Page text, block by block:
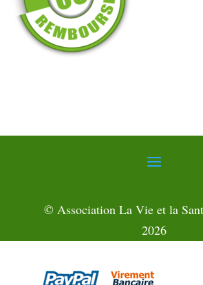
© Association La Vie et la
2026